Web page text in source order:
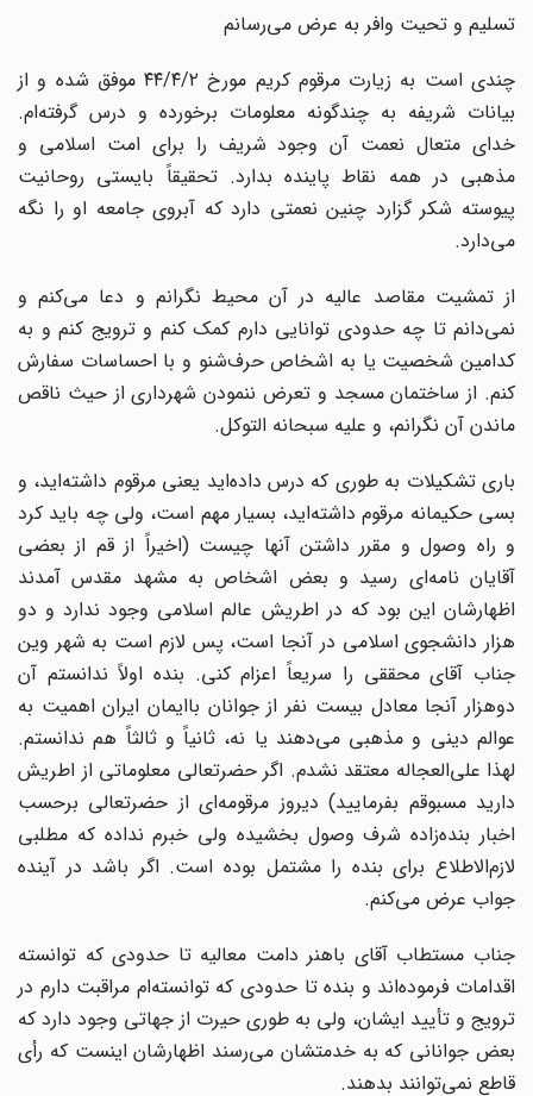
تسلیم و تحیت وافر به عرض می‌رسانم
چندی است به زیارت مرقوم کریم مورخ ۴۴/۴/۲ موفق شده و از
بیانات شریفه به چندگونه معلومات برخورده و درس گرفته‌ام.
خدای متعال نعمت آن وجود شریف را برای امت اسلامی و
مذهبی در همه نقاط پاینده بدارد. تحقیقاً بایستی روحانیت
پیوسته شکر گزارد چنین نعمتی دارد که آبروی جامعه او را نگه
می‌دارد.
از تمشیت مقاصد عالیه در آن محیط نگرانم و دعا می‌کنم و
نمی‌دانم تا چه حدودی توانایی دارم کمک کنم و ترویج کنم و به
کدامین شخصیت یا به اشخاص حرف‌شنو و با احساسات سفارش
کنم. از ساختمان مسجد و تعرض ننمودن شهرداری از حیث ناقص
ماندن آن نگرانم، و علیه سبحانه التوکل.
باری تشکیلات به طوری که درس داده‌اید یعنی مرقوم داشته‌اید، و
بسی حکیمانه مرقوم داشته‌اید، بسیار مهم است، ولی چه باید کرد
و راه وصول و مقرر داشتن آنها چیست (اخیراً از قم از بعضی
آقایان نامه‌ای رسید و بعض اشخاص به مشهد مقدس آمدند
اظهارشان این بود که در اطریش عالم اسلامی وجود ندارد و دو
هزار دانشجوی اسلامی در آنجا است، پس لازم است به شهر وین
جناب آقای محققی را سریعاً اعزام کنی. بنده اولاً ندانستم آن
دوهزار آنجا معادل بیست نفر از جوانان باایمان ایران اهمیت به
عوالم دینی و مذهبی می‌دهند یا نه، ثانیاً و ثالثاً هم ندانستم.
لهذا علی‌العجاله معتقد نشدم. اگر حضرتعالی معلوماتی از اطریش
دارید مسبوقم بفرمایید) دیروز مرقومه‌ای از حضرتعالی برحسب
اخبار بنده‌زاده شرف وصول بخشیده ولی خبرم نداده که مطلبی
لازم‌الاطلاع برای بنده را مشتمل بوده است. اگر باشد در آینده
جواب عرض می‌کنم.
جناب مستطاب آقای باهنر دامت معالیه تا حدودی که توانسته
اقدامات فرموده‌اند و بنده تا حدودی که توانسته‌ام مراقبت دارم در
ترویج و تأیید ایشان، ولی به طوری حیرت از جهاتی وجود دارد که
بعض جوانانی که به خدمتشان می‌رسند اظهارشان اینست که رأی
قاطع نمی‌توانند بدهند.